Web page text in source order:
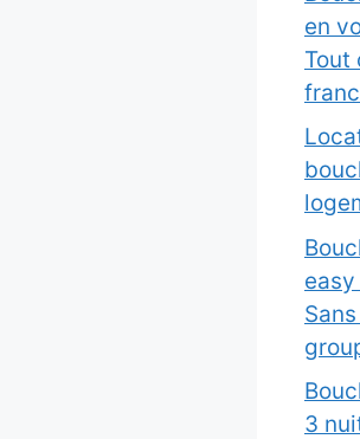
en
Tout
3